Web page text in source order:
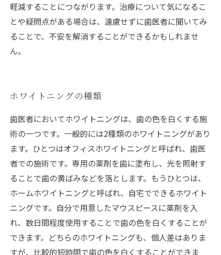
軽減することにつながります。治療について気になるこ
とや疑問点がある場合は、遠慮せずに歯医者に聞いてみ
ることで、不安を解消することができるかもしれませ
ん。
ホワイトニングの種類
歯医者においてホワイトニングは、歯の色を白くする施
術の一つです。一般的には2種類のホワイトニングがあり
ます。ひとつはオフィスホワイトニングと呼ばれ、歯医
者での施術です。専用の薬剤を歯に塗布し、光を照射す
ることで歯の黄ばみなどを落とします。もうひとつは、
ホームホワイトニングと呼ばれ、自宅でできるホワイト
ニングです。自分で用意したマウスピースに薬剤を入
れ、数日間程度使用することで歯の色を白くすることが
できます。どちらのホワイトニングも、個人差はありま
すが、比較的短時間で歯の色を白くすることができま